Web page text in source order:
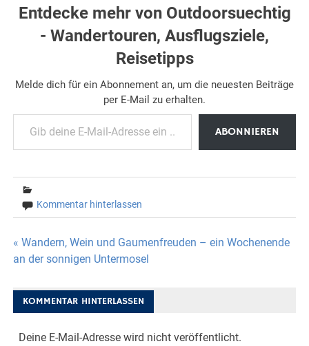
Entdecke mehr von Outdoorsuechtig
- Wandertouren, Ausflugsziele,
Reisetipps
Melde dich für ein Abonnement an, um die neuesten Beiträge
per E-Mail zu erhalten.
Gib deine E-Mail-Adresse ein ...
ABONNIEREN
Kommentar hinterlassen
Beitragsnavigation
« Wandern, Wein und Gaumenfreuden – ein Wochenende
an der sonnigen Untermosel
KOMMENTAR HINTERLASSEN
Deine E-Mail-Adresse wird nicht veröffentlicht.